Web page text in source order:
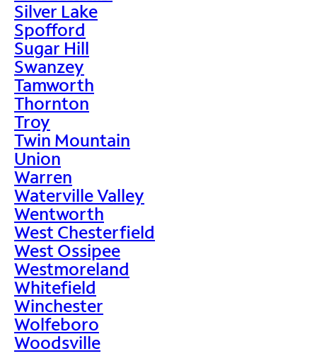
Silver Lake
Spofford
Sugar Hill
Swanzey
Tamworth
Thornton
Troy
Twin Mountain
Union
Warren
Waterville Valley
Wentworth
West Chesterfield
West Ossipee
Westmoreland
Whitefield
Winchester
Wolfeboro
Woodsville